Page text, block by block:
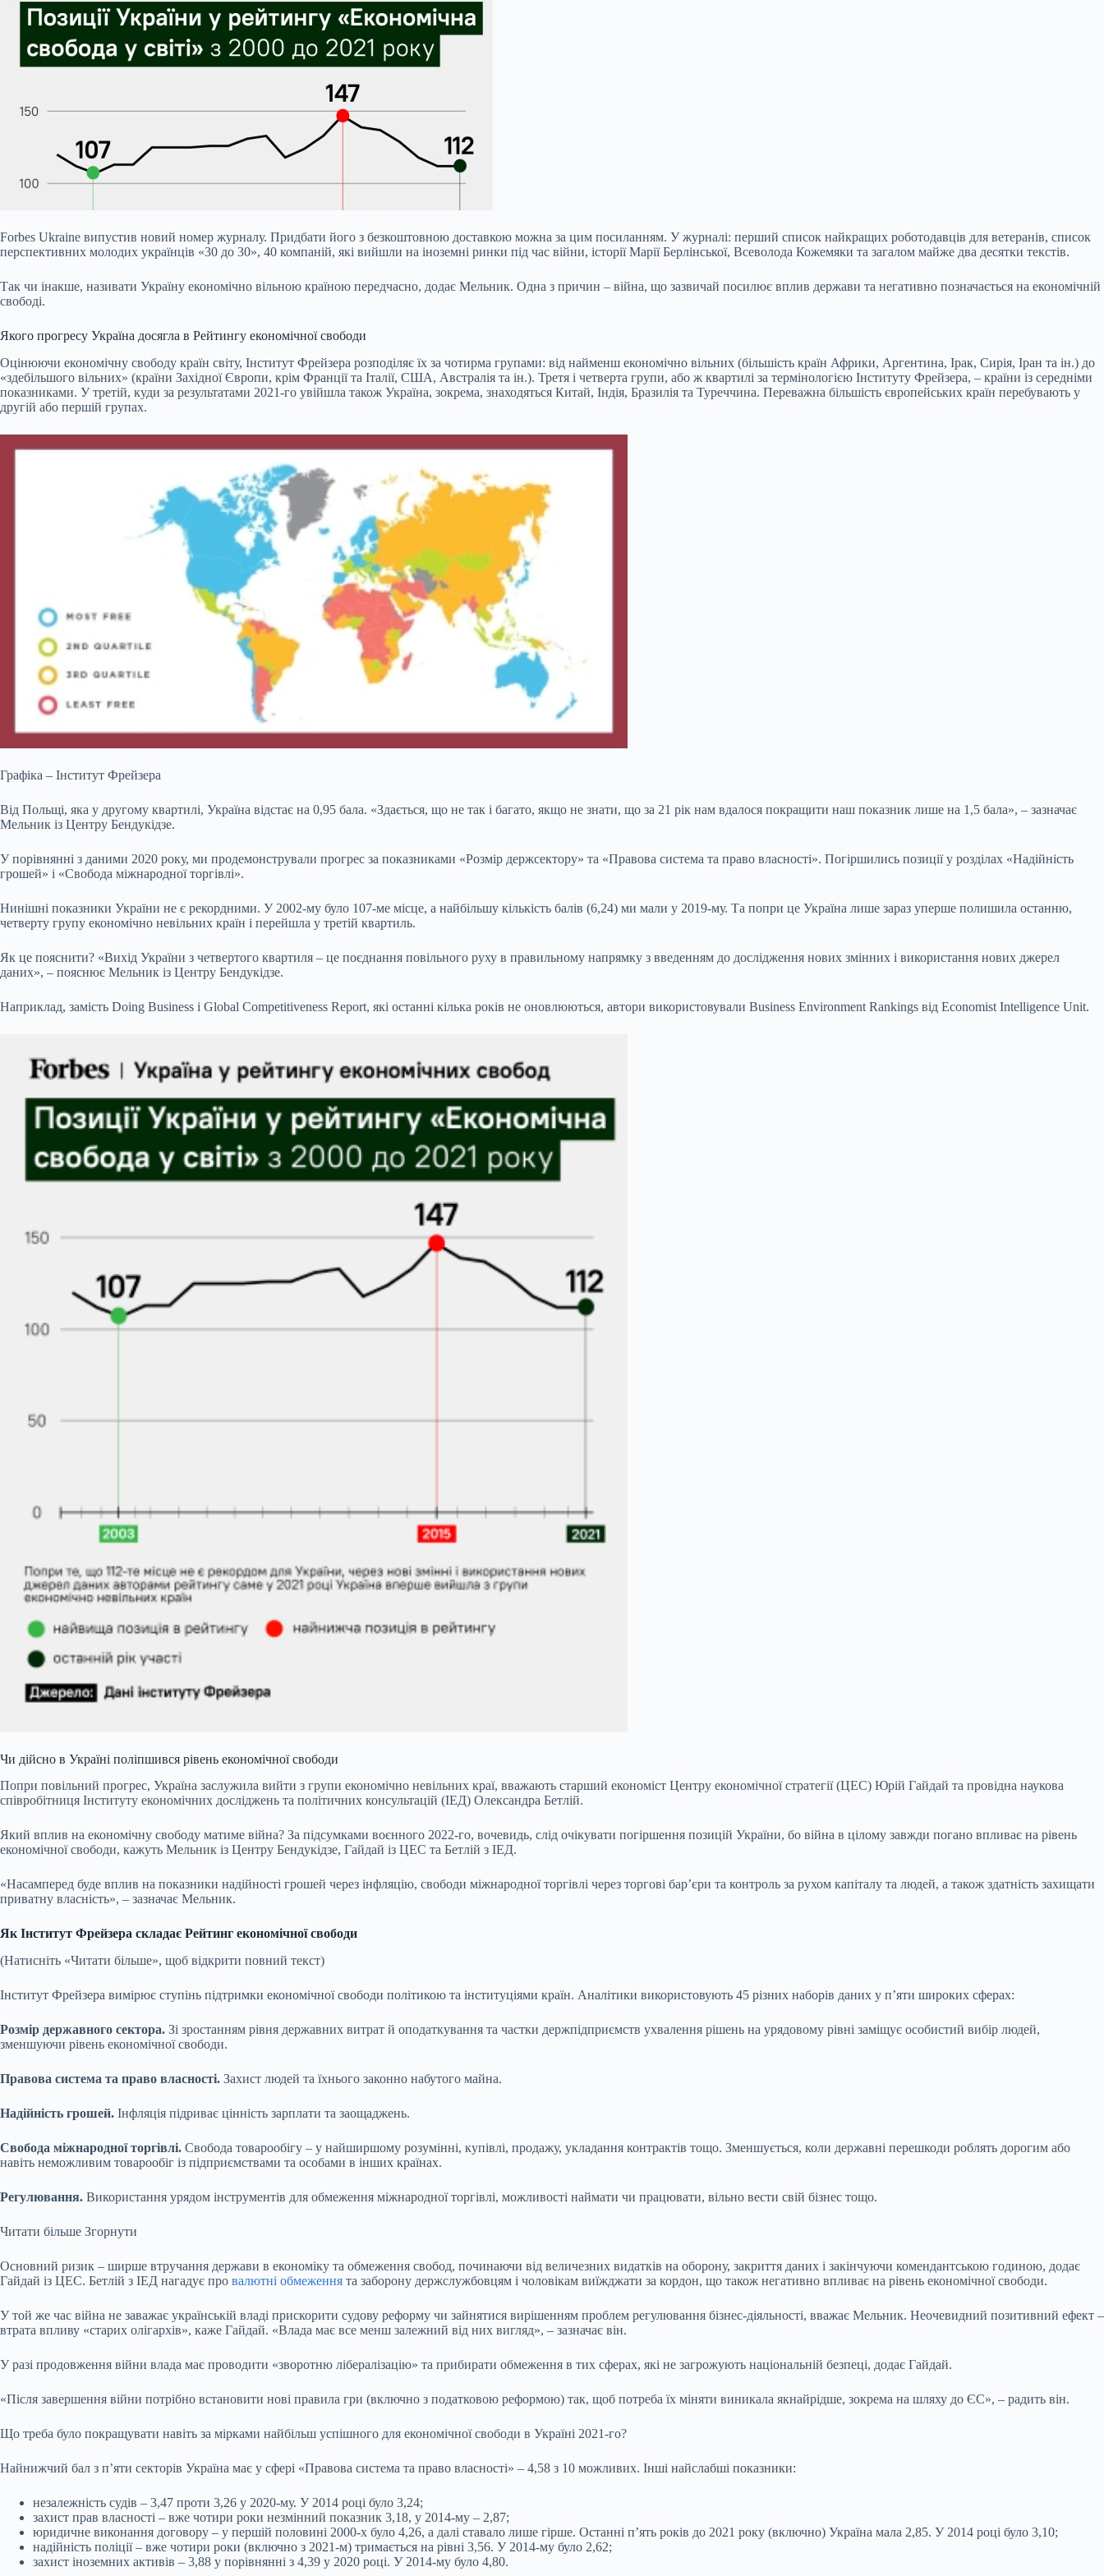
Forbes Ukraine випустив новий номер журналу. Придбати його з безкоштовною доставкою можна за цим посиланням. У журналі: перший список найкращих роботодавців для ветеранів, список
перспективних молодих українців «30 до 30», 40 компаній, які вийшли на іноземні ринки під час війни, історії Марії Берлінської, Всеволода Кожемяки та загалом майже два десятки текстів.
Так чи інакше, називати Україну економічно вільною країною передчасно, додає Мельник. Одна з причин – війна, що зазвичай посилює вплив держави та негативно позначається на економічній
свободі.
Якого прогресу Україна досягла в Рейтингу економічної свободи
Оцінюючи економічну свободу країн світу, Інститут Фрейзера розподіляє їх за чотирма групами: від найменш економічно вільних (більшість країн Африки, Аргентина, Ірак, Сирія, Іран та ін.) до
«здебільшого вільних» (країни Західної Європи, крім Франції та Італії, США, Австралія та ін.). Третя і четверта групи, або ж квартилі за термінологією Інституту Фрейзера, – країни із середніми
показниками. У третій, куди за результатами 2021-го увійшла також Україна, зокрема, знаходяться Китай, Індія, Бразилія та Туреччина. Переважна більшість європейських країн перебувають у
другій або першій групах.
Графіка – Інститут Фрейзера
Від Польщі, яка у другому квартилі, Україна відстає на 0,95 бала. «Здається, що не так і багато, якщо не знати, що за 21 рік нам вдалося покращити наш показник лише на 1,5 бала», – зазначає
Мельник із Центру Бендукідзе.
У порівнянні з даними 2020 року, ми продемонстрували прогрес за показниками «Розмір держсектору» та «Правова система та право власності». Погіршились позиції у розділах «Надійність
грошей» і «Свобода міжнародної торгівлі».
Нинішні показники України не є рекордними. У 2002-му було 107-ме місце, а найбільшу кількість балів (6,24) ми мали у 2019-му. Та попри це Україна лише зараз уперше полишила останню,
четверту групу економічно невільних країн і перейшла у третій квартиль.
Як це пояснити? «Вихід України з четвертого квартиля – це поєднання повільного руху в правильному напрямку з введенням до дослідження нових змінних і використання нових джерел
даних», – пояснює Мельник із Центру Бендукідзе.
Наприклад, замість Doing Business і Global Competitiveness Report, які останні кілька років не оновлюються, автори використовували Business Environment Rankings від Economist Intelligence Unit.
Чи дійсно в Україні поліпшився рівень економічної свободи
Попри повільний прогрес, Україна заслужила вийти з групи економічно невільних краї, вважають старший економіст Центру економічної стратегії (ЦЕС) Юрій Гайдай та провідна наукова
співробітниця Інституту економічних досліджень та політичних консультацій (ІЕД) Олександра Бетлій.
Який вплив на економічну свободу матиме війна? За підсумками воєнного 2022-го, вочевидь, слід очікувати погіршення позицій України, бо війна в цілому завжди погано впливає на рівень
економічної свободи, кажуть Мельник із Центру Бендукідзе, Гайдай із ЦЕС та Бетлій з ІЕД.
«Насамперед буде вплив на показники надійності грошей через інфляцію, свободи міжнародної торгівлі через торгові барʼєри та контроль за рухом капіталу та людей, а також здатність захищати
приватну власність», – зазначає Мельник.
Як Інститут Фрейзера складає Рейтинг економічної свободи
(Натисніть «Читати більше», щоб відкрити повний текст)
Інститут Фрейзера вимірює ступінь підтримки економічної свободи політикою та інституціями країн. Аналітики використовують 45 різних наборів даних у п’яти широких сферах:
Розмір державного сектора. Зі зростанням рівня державних витрат й оподаткування та частки держпідприємств ухвалення рішень на урядовому рівні заміщує особистий вибір людей,
зменшуючи рівень економічної свободи.
Правова система та право власності. Захист людей та їхнього законно набутого майна.
Надійність грошей. Інфляція підриває цінність зарплати та заощаджень.
Свобода міжнародної торгівлі. Свобода товарообігу – у найширшому розумінні, купівлі, продажу, укладання контрактів тощо. Зменшується, коли державні перешкоди роблять дорогим або
навіть неможливим товарообіг із підприємствами та особами в інших країнах.
Регулювання. Використання урядом інструментів для обмеження міжнародної торгівлі, можливості наймати чи працювати, вільно вести свій бізнес тощо.
Читати більше Згорнути
Основний ризик – ширше втручання держави в економіку та обмеження свобод, починаючи від величезних видатків на оборону, закриття даних і закінчуючи комендантською годиною, додає
Гайдай із ЦЕС. Бетлій з ІЕД нагадує про валютні обмеження та заборону держслужбовцям і чоловікам виїжджати за кордон, що також негативно впливає на рівень економічної свободи.
У той же час війна не заважає українській владі прискорити судову реформу чи зайнятися вирішенням проблем регулювання бізнес-діяльності, вважає Мельник. Неочевидний позитивний ефект –
втрата впливу «старих олігархів», каже Гайдай. «Влада має все менш залежний від них вигляд», – зазначає він.
У разі продовження війни влада має проводити «зворотню лібералізацію» та прибирати обмеження в тих сферах, які не загрожують національній безпеці, додає Гайдай.
«Після завершення війни потрібно встановити нові правила гри (включно з податковою реформою) так, щоб потреба їх міняти виникала якнайрідше, зокрема на шляху до ЄС», – радить він.
Що треба було покращувати навіть за мірками найбільш успішного для економічної свободи в Україні 2021-го?
Найнижчий бал з пʼяти секторів Україна має у сфері «Правова система та право власності» – 4,58 з 10 можливих. Інші найслабші показники:
незалежність судів – 3,47 проти 3,26 у 2020-му. У 2014 році було 3,24;
захист прав власності – вже чотири роки незмінний показник 3,18, у 2014-му – 2,87;
юридичне виконання договору – у першій половині 2000-х було 4,26, а далі ставало лише гірше. Останні п’ять років до 2021 року (включно) Україна мала 2,85. У 2014 році було 3,10;
надійність поліції – вже чотири роки (включно з 2021-м) тримається на рівні 3,56. У 2014-му було 2,62;
захист іноземних активів – 3,88 у порівнянні з 4,39 у 2020 році. У 2014-му було 4,80.